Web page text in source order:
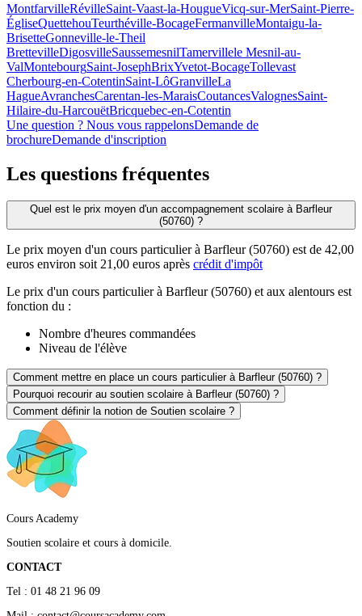
MontfarvilleRévilleSaint-Vaast-la-HougueVicq-sur-MerSaint-Pierre-
ÉgliseQuettehouTeurthéville-BocageFermanvilleMontaigu-la-
BrisetteGonneville-le-Theil
BrettevilleDigosvilleSaussemesnilTamervillele Mesnil-au-
ValMontebourgSaint-JosephBrixYvetot-BocageTollevast
Cherbourg-en-CotentinSaint-LôGranvilleLa
HagueAvranchesCarentan-les-MaraisCoutancesValognesSaint-
Hilaire-du-HarcouëtBricquebec-en-Cotentin
Une question ? Nous vous rappelonsDemande de
brochureDemande d'inscription
Les questions fréquentes
Quel est le prix moyen d'un accompagnement scolaire à Barfleur
(50760) ?
Le prix moyen d'un cours particulier à Barfleur (50760) est de 42,00
euros environ soit 21,00 euros après crédit d'impôt
Le prix d'un cours particulier à Barfleur (50760) et aux alentours est
fonction du :
Nombre d'heures commandées
Niveau de l'élève
Comment mettre en place un cours particulier à Barfleur (50760) ?
Pourquoi recourir au soutien scolaire à Barfleur (50760) ?
Comment définir la notion de Soutien scolaire ?
Cours Academy
Soutien scolaire et cours à domicile.
CONTACT
Tel : 01 48 21 96 09